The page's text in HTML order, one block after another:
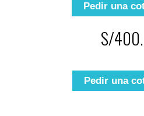
Pedir una
S/
Pedir una